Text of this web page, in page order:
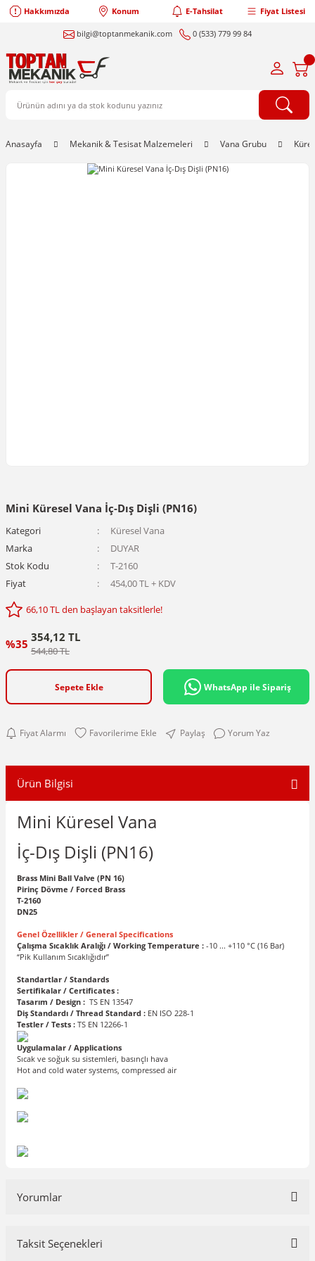
Hakkımızda Konum E-Tahsilat Fiyat Listesi
bilgi@toptanmekanik.com 0 (533) 779 99 84
Anasayfa Mekanik & Tesisat Malzemeleri Vana Grubu
Mini Küresel Vana İç-Dış Dişli (PN16)
Kategori
Küresel Vana
Marka
DUYAR
Stok Kodu
T-2160
Fiyat
454,00 TL + KDV
66,10 TL den başlayan taksitlerle!
%35 354,12 TL
544,80 TL
Sepete Ekle WhatsApp ile Sipariş
Fiyat Alarmı Paylaş Yorum Yaz
Ürün Bilgisi
Mini Küresel Vana
İç-Dış Dişli (PN16)
Brass Mini Ball Valve (PN 16)
Pirinç Dövme / Forced Brass
T-2160
DN25
Genel Özellikler / General Specifications
Çalışma Sıcaklık Aralığı / Working Temperature : -10 ... +110 °C (16 Bar)
“Pik Kullanım Sıcaklığıdır”
Standartlar / Standards
Sertifikalar / Certificates :
Tasarım / Design : TS EN 13547
Diş Standardı / Thread Standard : EN ISO 228-1
Testler / Tests : TS EN 12266-1
Uygulamalar / Applications
Sıcak ve soğuk su sistemleri, basınçlı hava
Hot and cold water systems, compressed air
Yorumlar
Taksit Seçenekleri